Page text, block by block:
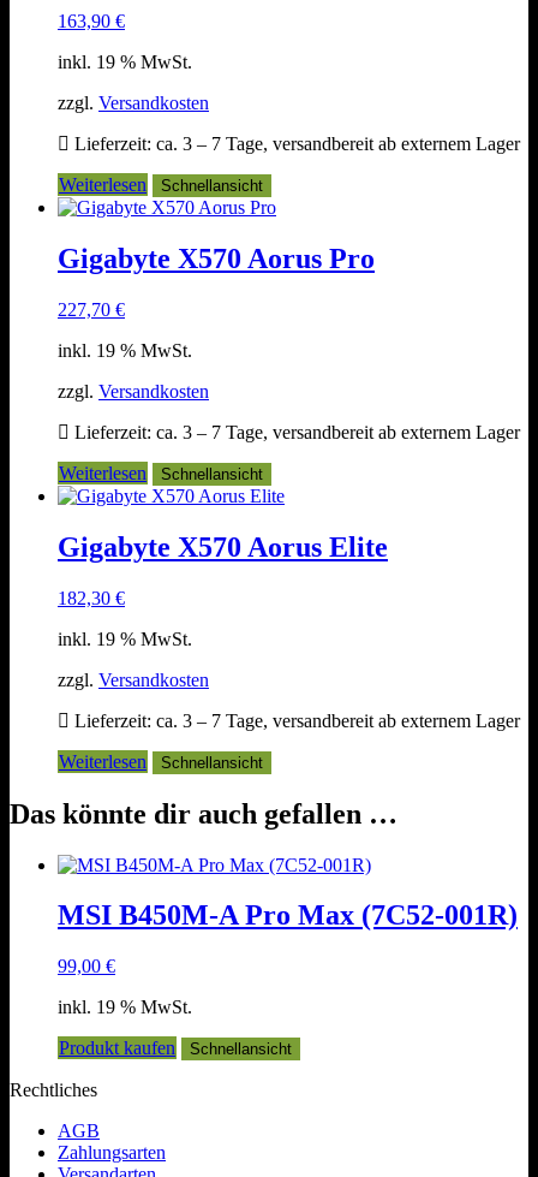
163,90 €
inkl. 19 % MwSt.
zzgl. Versandkosten
Lieferzeit: ca. 3 – 7 Tage, versandbereit ab externem Lager
Weiterlesen
Schnellansicht
Gigabyte X570 Aorus Pro
227,70 €
inkl. 19 % MwSt.
zzgl. Versandkosten
Lieferzeit: ca. 3 – 7 Tage, versandbereit ab externem Lager
Weiterlesen
Schnellansicht
Gigabyte X570 Aorus Elite
182,30 €
inkl. 19 % MwSt.
zzgl. Versandkosten
Lieferzeit: ca. 3 – 7 Tage, versandbereit ab externem Lager
Weiterlesen
Schnellansicht
Das könnte dir auch gefallen …
MSI B450M-A Pro Max (7C52-001R)
99,00 €
inkl. 19 % MwSt.
Produkt kaufen
Schnellansicht
Rechtliches
AGB
Zahlungsarten